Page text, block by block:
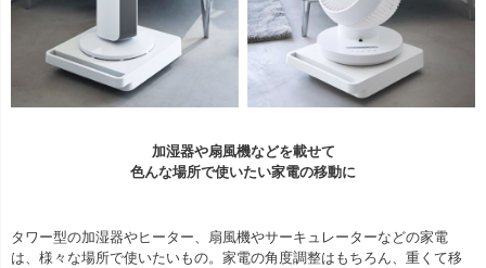
加湿器や扇風機などを載せて
色んな場所で使いたい家電の移動に
タワー型の加湿器やヒーター、扇風機やサーキュレーターなどの家電
は、様々な場所で使いたいもの。家電の角度調整はもちろん、重くて移